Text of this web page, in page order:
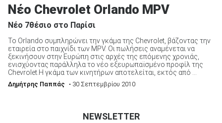
Νέο Chevrolet Orlando MPV
Νέο 7θέσιο στο Παρίσι
Το Orlando συμπληρώνει την γκάμα της Chevrolet, βάζοντας την
εταιρεία στο παιχνίδι των MPV. Οι πωλήσεις αναμένεται να
ξεκινήσουν στην Ευρώπη στις αρχές της επόμενης χρονιάς,
ενισχύοντας παράλληλα το νέο εξευρωπαϊσμένο προφίλ της
Chevrolet.Η γκάμα των κινητήρων αποτελείται, εκτός από ...
Δημήτρης Παππάς • 30 Σεπτεμβρίου 2010
NEWSLETTER